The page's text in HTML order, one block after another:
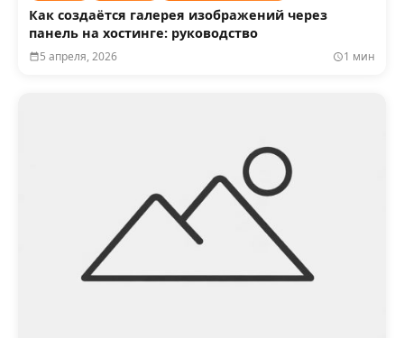
Как создаётся галерея изображений через
панель на хостинге: руководство
5 апреля, 2026 1 мин